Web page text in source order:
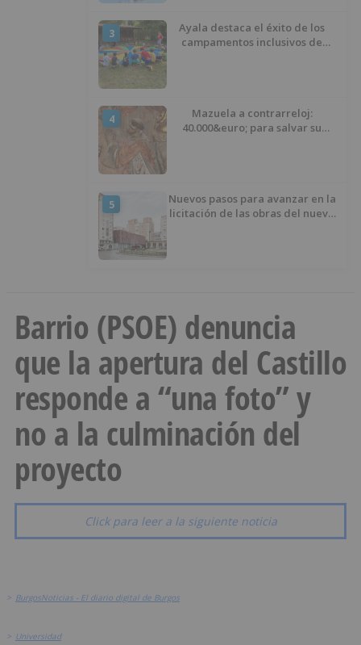
3
Ayala destaca el éxito de los
campamentos inclusivos de
4
Mazuela a contrarreloj:
40.000&euro; para salvar su
5
Nuevos pasos para avanzar en la
licitación de las obras del nuevo
Barrio (PSOE) denuncia
que la apertura del Castillo
responde a “una foto” y
no a la culminación del
proyecto
Click para leer a la siguiente noticia
> BurgosNoticias - El diario digital de Burgos
> Universidad